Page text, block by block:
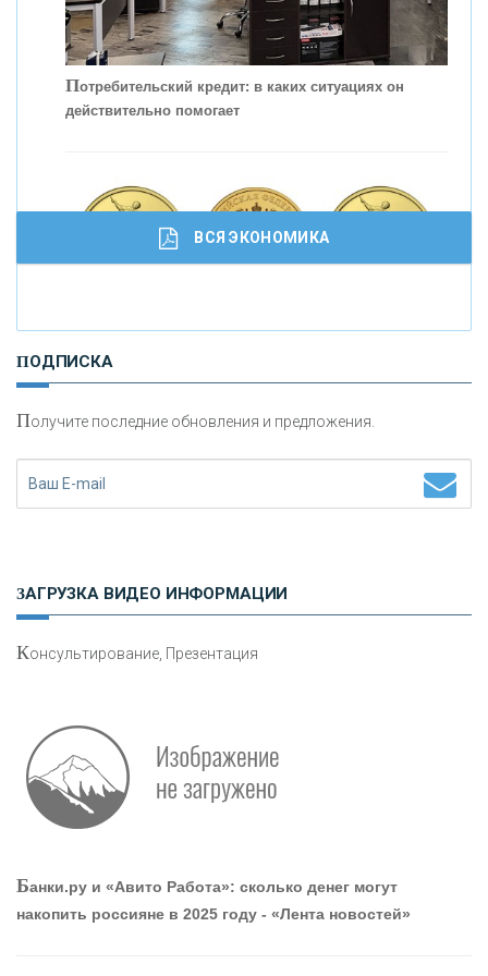
привлечь и удержать персонал - «Интервью»
Потребительский кредит: в каких ситуациях он
действительно помогает
И
сохранения и увеличения капитала
ВСЯ ЭКОНОМИКА
ПОДПИСКА
Получите последние обновления и предложения.
ЗАГРУЗКА ВИДЕО ИНФОРМАЦИИ
Консультирование, Презентация
Банки.ру и «Авито Работа»: сколько денег могут
накопить россияне в 2025 году - «Лента новостей»